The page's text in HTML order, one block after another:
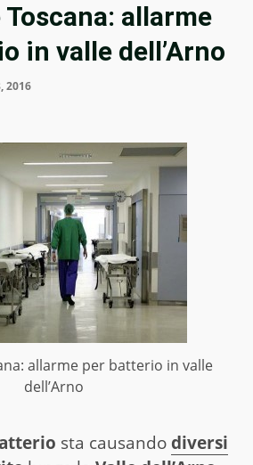
allarme
in valle dell’Arno
2016
allarme per batterio in valle
dell’Arno
sta causando diversi